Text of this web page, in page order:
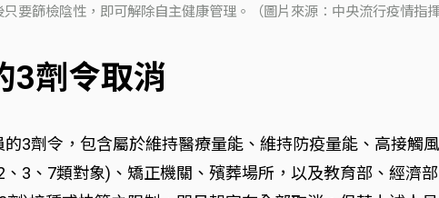
要篩檢陰性，即可解除自主健康管理。（圖片來源：中央流行疫情指揮
3劑令取消
3劑令，包含屬於維持醫療量能、維持防疫量能、高接觸
3、7類對象)、矯正機關、殯葬場所，以及教育部、經濟